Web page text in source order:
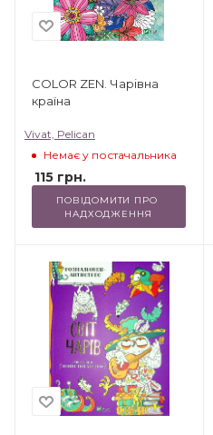
COLOR ZEN. Чарівна
країна
Vivat, Pelican
Немає у постачальника
115 грн.
ПОВІДОМИТИ ПРО
НАДХОДЖЕННЯ